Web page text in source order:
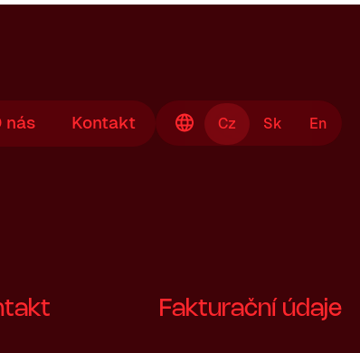
nás Kontakt Cz Sk En
Fakturační údaje